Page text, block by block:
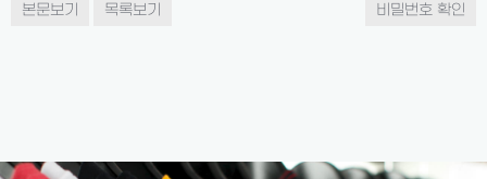
본문보기 목록보기 비밀번호 확인